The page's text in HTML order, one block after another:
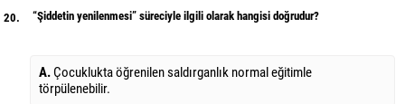
20. “Şiddetin yenilenmesi” süreciyle ilgili olarak hangisi doğrudur?
A.Çocuklukta öğrenilen saldırganlık normal eğitimle
törpülenebilir.